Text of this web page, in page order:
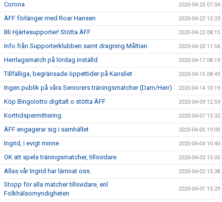
Corona 2020-04-25 07:04
ÄFF förlänger med Roar Hansen 2020-04-22 12:23
Bli Hjärtesupporter! Stötta ÄFF 2020-04-22 08:15
Info från Supporterklubben samt dragning Måltian 2020-04-20 11:54
Herrlagsmatch på lördag inställd 2020-04-17 08:19
Tillfälliga, begränsade öppettider på Kansliet 2020-04-15 08:49
Ingen publik på våra Seniorers träningsmatcher (Dam/Herr) 2020-04-14 10:19
Köp Bingolotto digitalt o stötta ÄFF 2020-04-09 12:59
Korttidspermittering 2020-04-07 15:32
ÄFF engagerar sig i samhället 2020-04-05 19:00
Ingrid, i evigt minne 2020-04-04 10:40
OK att spela träningsmatcher, tillsvidare 2020-04-03 15:05
Allas vår Ingrid har lämnat oss. 2020-04-02 15:38
Stopp för alla matcher tillsvidare, enl
Folkhälsomyndigheten
2020-04-01 15:29